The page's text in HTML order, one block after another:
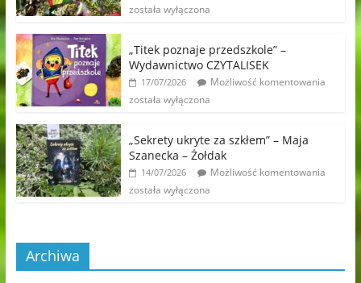
została wyłączona
„Titek poznaje przedszkole” –
Wydawnictwo CZYTALISEK
17/07/2026
Możliwość komentowania
została wyłączona
„Sekrety ukryte za szkłem” – Maja
Szanecka – Żołdak
14/07/2026
Możliwość komentowania
została wyłączona
Archiwa